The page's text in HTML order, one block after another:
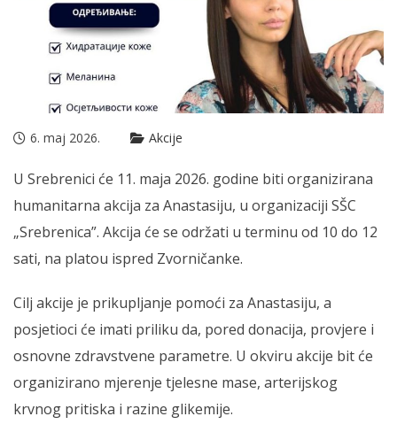
6. maj 2026. Akcije
U Srebrenici će 11. maja 2026. godine biti organizirana
humanitarna akcija za Anastasiju, u organizaciji SŠC
„Srebrenica”. Akcija će se održati u terminu od 10 do 12
sati, na platou ispred Zvorničanke.
Cilj akcije je prikupljanje pomoći za Anastasiju, a
posjetioci će imati priliku da, pored donacija, provjere i
osnovne zdravstvene parametre. U okviru akcije bit će
organizirano mjerenje tjelesne mase, arterijskog
krvnog pritiska i razine glikemije.